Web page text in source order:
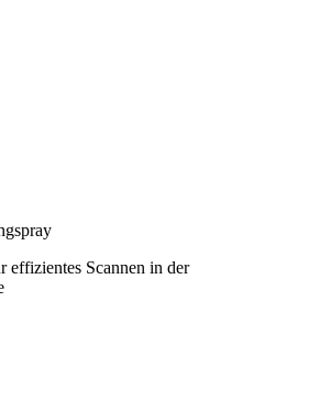
effizientes Scannen in der